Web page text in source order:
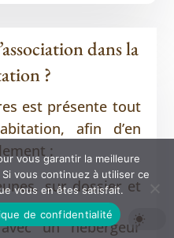
dans la
?
est présente tout
afin d’en
:
sur dossier et
un hébergeur
vous garantir la meilleure
vous continuez à utiliser ce
vous en êtes satisfait.
de confidentialité